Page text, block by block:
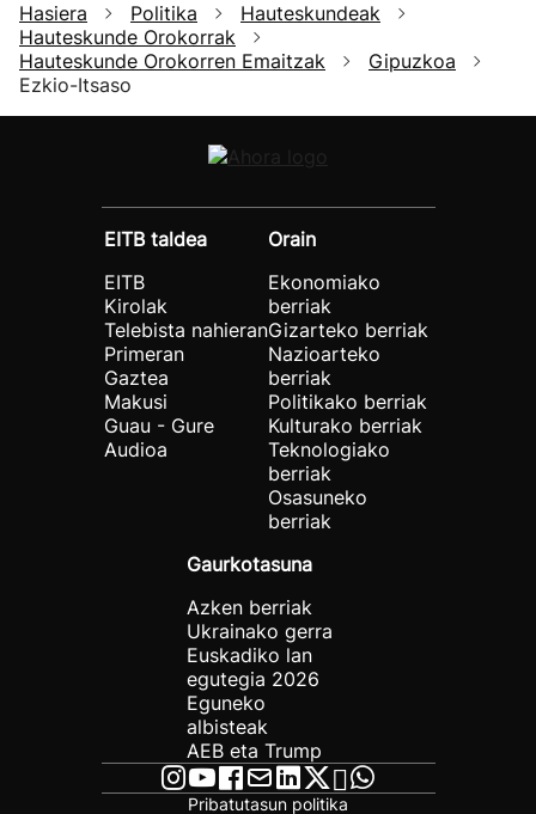
Hasiera Politika
Hauteskundeak
Hauteskunde Orokorrak
Hauteskunde Orokorren Emaitzak
Gipuzkoa
Ezkio-Itsaso
EITB taldea
EITB
Kirolak
Telebista nahieran
Primeran
Gaztea
Makusi
Guau - Gure
Audioa
Orain
Ekonomiako
berriak
Gizarteko berriak
Nazioarteko
berriak
Politikako berriak
Kulturako berriak
Teknologiako
berriak
Osasuneko
berriak
Gaurkotasuna
Azken berriak
Ukrainako gerra
Euskadiko lan
egutegia 2026
Eguneko
albisteak
AEB eta Trump
Pribatutasun politika